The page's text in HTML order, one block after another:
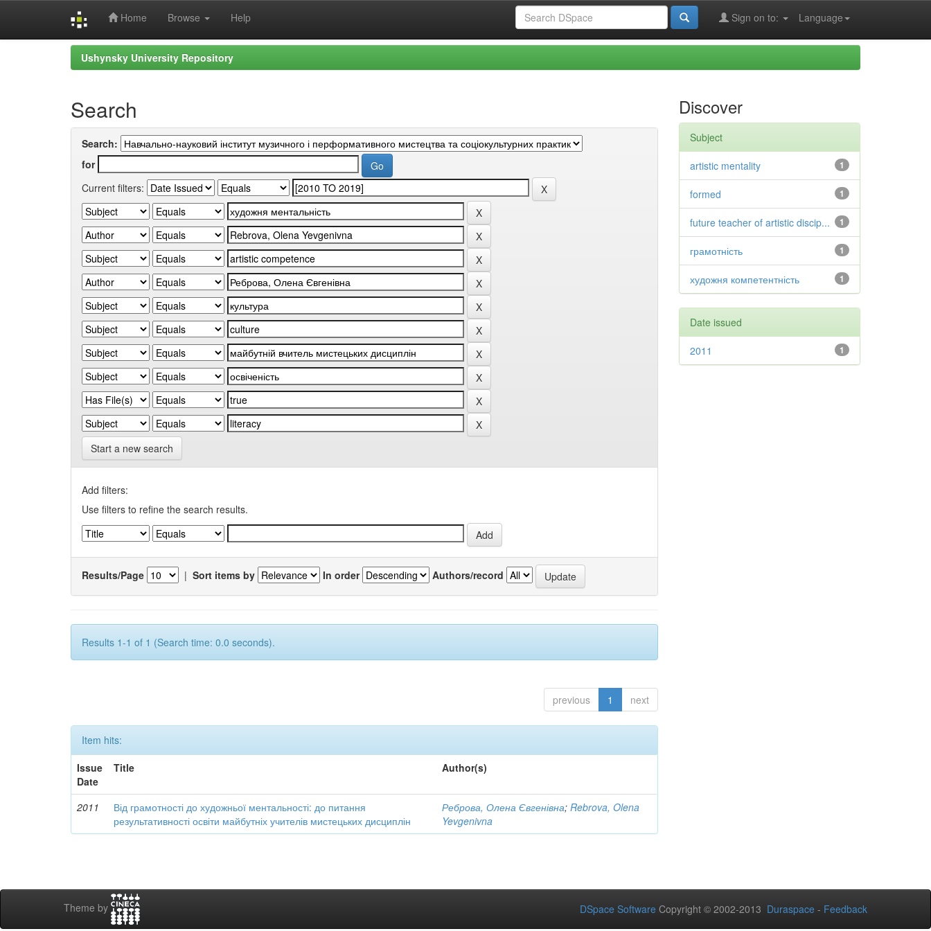
Home Browse Help Language
Sign on to:
Ushynsky University Repository
Search
Search:
for
Current filters:
Start a new search
Add filters:
Use filters to refine the search results.
Results/Page | Sort items by In order Authors/record
Results 1-1 of 1 (Search time: 0.0 seconds).
previous 1 next
Item hits:
Issue
Date
Title Author(s)
2011
Від грамотності до художньої ментальності: до питання
результативності освіти майбутніх учителів мистецьких дисциплін
Реброва, Олена Євгенівна;Rebrova, Olena
Yevgenivna
Discover
Subject
1
artistic mentality
1
formed
1
future teacher of artistic discip...
1
грамотність
1
художня компетентність
Date issued
1
2011
Theme by DSpace Software Copyright © 2002-2013 Duraspace - Feedback